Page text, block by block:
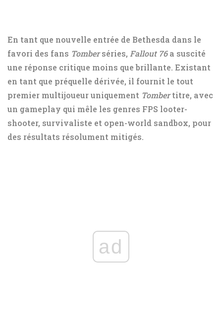
En tant que nouvelle entrée de Bethesda dans le
favori des fans Tomberséries, Fallout 76a suscité
une réponse critique moins que brillante. Existant
en tant que préquelle dérivée, il fournit le tout
premier multijoueur uniquement Tombertitre, avec
un gameplay qui mêle les genres FPS looter-
shooter, survivaliste et open-world sandbox, pour
des résultats résolument mitigés.
ad